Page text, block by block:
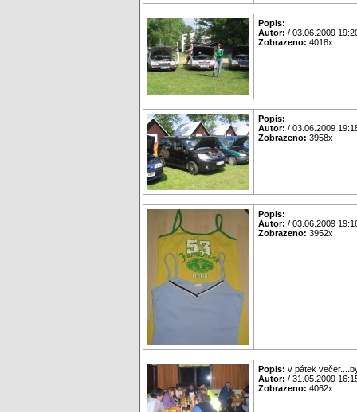
Popis:
Autor: / 03.06.2009
Zobrazeno: 4018x
Popis:
Autor: / 03.06.2009
Zobrazeno: 3958x
Popis:
Autor: / 03.06.2009
Zobrazeno: 3952x
Popis: v pátek
Autor: / 31.05.2009
Zobrazeno: 4062x